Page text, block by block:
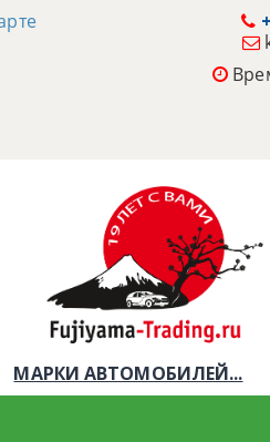
МАРКИ АВТОМОБИЛЕЙ...